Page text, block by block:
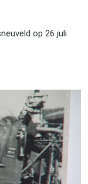
op 26 juli